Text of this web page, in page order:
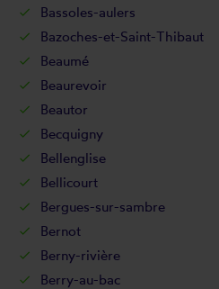
Bassoles-aulers
Bazoches-et-Saint-Thibaut
Beaumé
Beaurevoir
Beautor
Becquigny
Bellenglise
Bellicourt
Bergues-sur-sambre
Bernot
Berny-rivière
Berry-au-bac